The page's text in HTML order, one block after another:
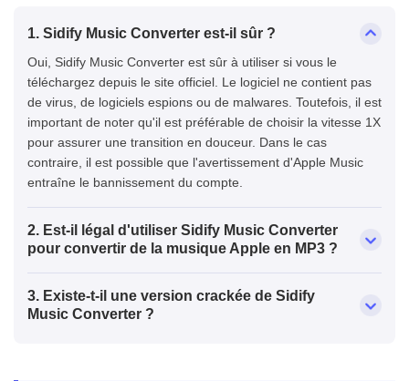
balises ID3
Prix
Licence Mensuelle :
€14.90;
Licence Annuelle :
€42.90;
Licence à Vie :
€82.90
Licence Annuelle
€42.90
Licence à Vie :
1. Sidify Music Converter est-il sûr ?
Oui, Sidify Music Converter est sûr à utiliser si vous le
téléchargez depuis le site officiel. Le logiciel ne contient pas
de virus, de logiciels espions ou de malwares. Toutefois, il est
important de noter qu'il est préférable de choisir la vitesse 1X
pour assurer une transition en douceur. Dans le cas
contraire, il est possible que l'avertissement d'Apple Music
entraîne le bannissement du compte.
2. Est-il légal d'utiliser Sidify Music Converter
pour convertir de la musique Apple en MP3 ?
3. Existe-t-il une version crackée de Sidify
Music Converter ?